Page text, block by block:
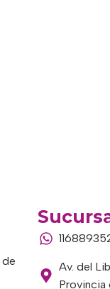
Av. del
Provincia